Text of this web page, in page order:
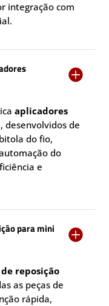
integração com

aplicadores
, desenvolvidos de
do fio,
do
e
para mini

de reposição
as peças de
rápida,